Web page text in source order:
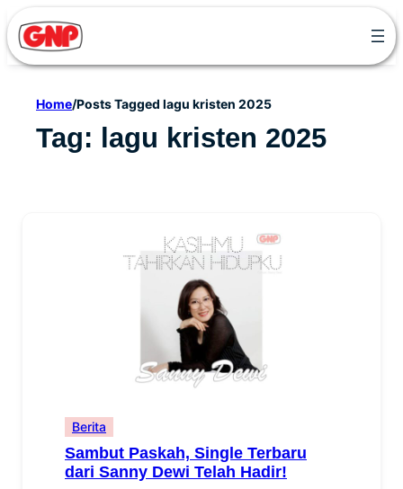
to
content
Home/Posts Tagged lagu kristen 2025
Tag: lagu kristen 2025
Berita
Sambut Paskah, Single Terbaru
dari Sanny Dewi Telah Hadir!